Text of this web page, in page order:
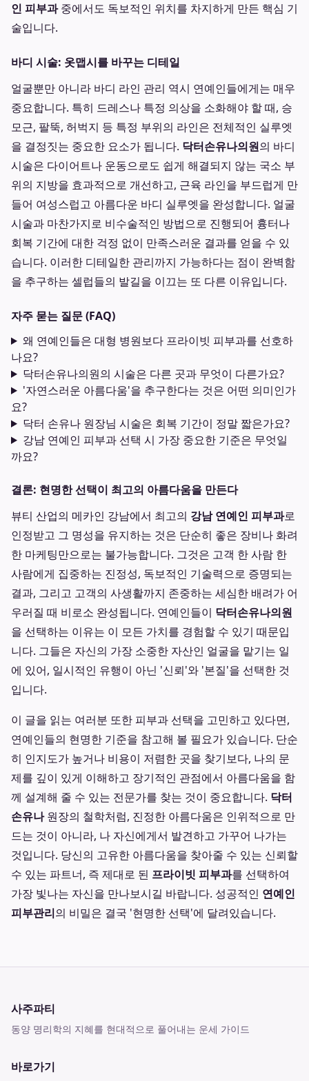
인 피부과중에서도 독보적인 위치를 차지하게 만든 핵심 기
술입니다.
바디 시술: 옷맵시를 바꾸는 디테일
얼굴뿐만 아니라 바디 라인 관리 역시 연예인들에게는 매우
중요합니다. 특히 드레스나 특정 의상을 소화해야 할 때, 승
모근, 팔뚝, 허벅지 등 특정 부위의 라인은 전체적인 실루엣
을 결정짓는 중요한 요소가 됩니다. 닥터손유나의원의 바디
시술은 다이어트나 운동으로도 쉽게 해결되지 않는 국소 부
위의 지방을 효과적으로 개선하고, 근육 라인을 부드럽게 만
들어 여성스럽고 아름다운 바디 실루엣을 완성합니다. 얼굴
시술과 마찬가지로 비수술적인 방법으로 진행되어 흉터나
회복 기간에 대한 걱정 없이 만족스러운 결과를 얻을 수 있
습니다. 이러한 디테일한 관리까지 가능하다는 점이 완벽함
을 추구하는 셀럽들의 발길을 이끄는 또 다른 이유입니다.
자주 묻는 질문 (FAQ)
왜 연예인들은 대형 병원보다 프라이빗 피부과를 선호하
나요?
닥터손유나의원의 시술은 다른 곳과 무엇이 다른가요?
'자연스러운 아름다움'을 추구한다는 것은 어떤 의미인가
요?
닥터 손유나 원장님 시술은 회복 기간이 정말 짧은가요?
강남 연예인 피부과 선택 시 가장 중요한 기준은 무엇일
까요?
결론: 현명한 선택이 최고의 아름다움을 만든다
뷰티 산업의 메카인 강남에서 최고의 강남 연예인 피부과로
인정받고 그 명성을 유지하는 것은 단순히 좋은 장비나 화려
한 마케팅만으로는 불가능합니다. 그것은 고객 한 사람 한
사람에게 집중하는 진정성, 독보적인 기술력으로 증명되는
결과, 그리고 고객의 사생활까지 존중하는 세심한 배려가 어
우러질 때 비로소 완성됩니다. 연예인들이 닥터손유나의원
을 선택하는 이유는 이 모든 가치를 경험할 수 있기 때문입
니다. 그들은 자신의 가장 소중한 자산인 얼굴을 맡기는 일
에 있어, 일시적인 유행이 아닌 '신뢰'와 '본질'을 선택한 것
입니다.
이 글을 읽는 여러분 또한 피부과 선택을 고민하고 있다면,
연예인들의 현명한 기준을 참고해 볼 필요가 있습니다. 단순
히 인지도가 높거나 비용이 저렴한 곳을 찾기보다, 나의 문
제를 깊이 있게 이해하고 장기적인 관점에서 아름다움을 함
께 설계해 줄 수 있는 전문가를 찾는 것이 중요합니다. 닥터
손유나원장의 철학처럼, 진정한 아름다움은 인위적으로 만
드는 것이 아니라, 나 자신에게서 발견하고 가꾸어 나가는
것입니다. 당신의 고유한 아름다움을 찾아줄 수 있는 신뢰할
수 있는 파트너, 즉 제대로 된 프라이빗 피부과를 선택하여
가장 빛나는 자신을 만나보시길 바랍니다. 성공적인 연예인
피부관리의 비밀은 결국 '현명한 선택'에 달려있습니다.
사주파티
동양 명리학의 지혜를 현대적으로 풀어내는 운세 가이드
바로가기